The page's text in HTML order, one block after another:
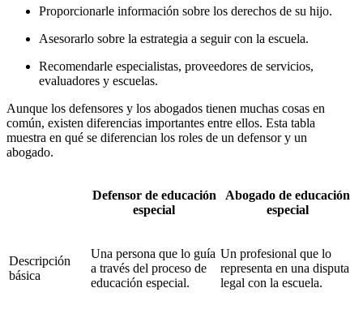
Proporcionarle información sobre los derechos de su hijo.
Asesorarlo sobre la estrategia a seguir con la escuela.
Recomendarle especialistas, proveedores de servicios,
evaluadores y escuelas.
Aunque los defensores y los abogados tienen muchas cosas en
común, existen diferencias importantes entre ellos. Esta tabla
muestra en qué se diferencian los roles de un defensor y un
abogado.
Defensor de educación
especial
Abogado de educación
especial
Descripción
básica
Una persona que lo guía
a través del proceso de
educación especial.
Un profesional que lo
representa en una disputa
legal con la escuela.